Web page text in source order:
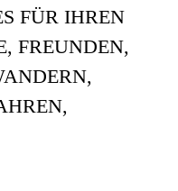
FÜR IHREN
FREUNDEN,